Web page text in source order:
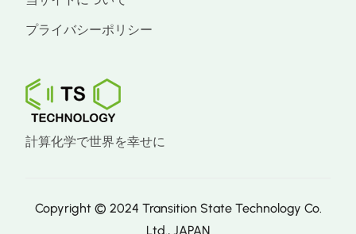
プライバシーポリシー
計算化学で世界を幸せに
Copyright © 2024 Transition State Technology Co.
Ltd., JAPAN